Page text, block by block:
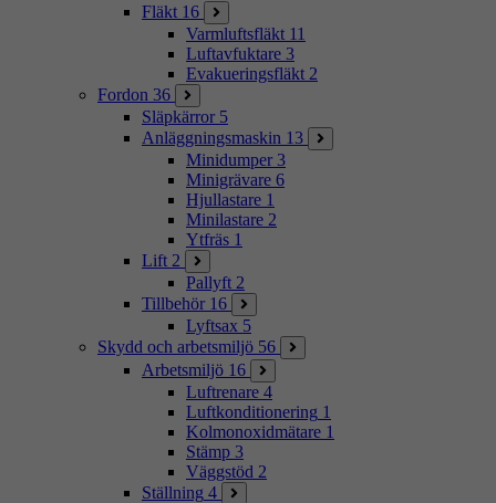
Fläkt 16
Varmluftsfläkt 11
Luftavfuktare 3
Evakueringsfläkt 2
Fordon 36
Släpkärror 5
Anläggningsmaskin 13
Minidumper 3
Minigrävare 6
Hjullastare 1
Minilastare 2
Ytfräs 1
Lift 2
Pallyft 2
Tillbehör 16
Lyftsax 5
Skydd och arbetsmiljö 56
Arbetsmiljö 16
Luftrenare 4
Luftkonditionering 1
Kolmonoxidmätare 1
Stämp 3
Väggstöd 2
Ställning 4